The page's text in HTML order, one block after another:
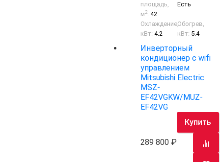
площадь,
м2:42
Есть
Охлаждение,
кВт:4.2
Обогрев,
кВт: 5.4
Инверторный
кондиционер с wifi
управлением
Mitsubishi Electric
MSZ-
EF42VGKW/MUZ-
EF42VG
289 800
Купить